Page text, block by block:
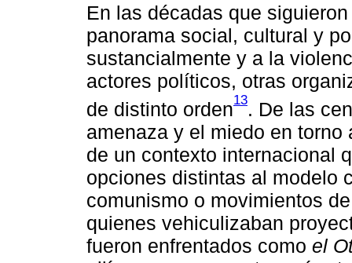
En las décadas que
panorama social, cultural y
sustancialmente y a la
actores políticos, otras
de distinto orden13. De las
amenaza y el miedo en
de un contexto internacional
opciones distintas al modelo
comunismo o movimientos
quienes vehiculizaban
fueron enfrentados como el